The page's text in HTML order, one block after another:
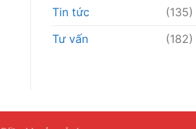
Tin tức
(135)
Tư vấn
(182)